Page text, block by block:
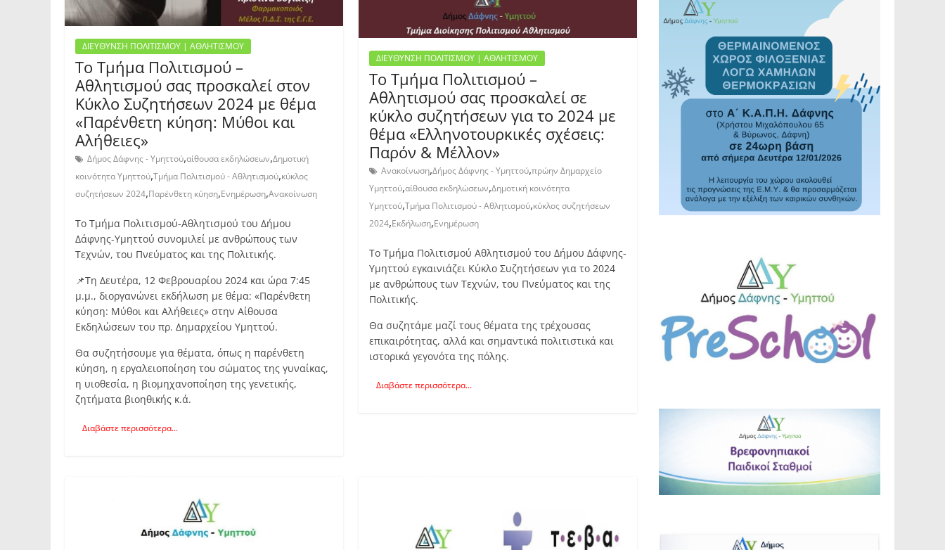
ΔΙΕΥΘΥΝΣΗ ΠΟΛΙΤΙΣΜΟΥ | ΑΘΛΗΤΙΣΜΟΥ
Το Τμήμα Πολιτισμού –
Αθλητισμού σας προσκαλεί στον
Κύκλο Συζητήσεων 2024 με θέμα
«Παρένθετη κύηση: Μύθοι και
Αλήθειες»
Δήμος Δάφνης - Υμηττού,αίθουσα εκδηλώσεων,Δημοτική
κοινότητα Υμηττού,Τμήμα Πολιτισμού - Αθλητισμού,κύκλος
συζητήσεων 2024,Παρένθετη κύηση,Ενημέρωση,Ανακοίνωση
Το Τμήμα Πολιτισμού-Αθλητισμού του Δήμου
Δάφνης-Υμηττού συνομιλεί με ανθρώπους των
Τεχνών, του Πνεύματος και της Πολιτικής.
📌Τη Δευτέρα, 12 Φεβρουαρίου 2024 και ώρα 7:45
μ.μ., διοργανώνει εκδήλωση με θέμα: «Παρένθετη
κύηση: Μύθοι και Αλήθειες» στην Αίθουσα
Εκδηλώσεων του πρ. Δημαρχείου Υμηττού.
Θα συζητήσουμε για θέματα, όπως η παρένθετη
κύηση, η εργαλειοποίηση του σώματος της γυναίκας,
η υιοθεσία, η βιομηχανοποίηση της γενετικής,
ζητήματα βιοηθικής κ.ά.
Διαβάστε περισσότερα...
ΔΙΕΥΘΥΝΣΗ ΠΟΛΙΤΙΣΜΟΥ | ΑΘΛΗΤΙΣΜΟΥ
Το Τμήμα Πολιτισμού –
Αθλητισμού σας προσκαλεί σε
κύκλο συζητήσεων για το 2024 με
θέμα «Ελληνοτουρκικές σχέσεις:
Παρόν & Μέλλον»
Ανακοίνωση,Δήμος Δάφνης - Υμηττού,πρώην Δημαρχείο
Υμηττού,αίθουσα εκδηλώσεων,Δημοτική κοινότητα
Υμηττού,Τμήμα Πολιτισμού - Αθλητισμού,κύκλος συζητήσεων
2024,Εκδήλωση,Ενημέρωση
Το Τμήμα Πολιτισμού Αθλητισμού του Δήμου Δάφνης-
Υμηττού εγκαινιάζει Κύκλο Συζητήσεων για το 2024
με ανθρώπους των Τεχνών, του Πνεύματος και της
Πολιτικής.
Θα συζητάμε μαζί τους θέματα της τρέχουσας
επικαιρότητας, αλλά και σημαντικά πολιτιστικά και
ιστορικά γεγονότα της πόλης.
Διαβάστε περισσότερα...